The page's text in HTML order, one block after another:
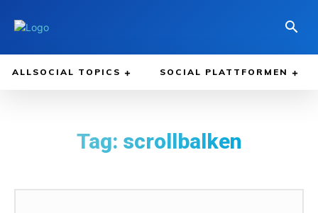
ALLSOCIAL TOPICS SOCIAL PLATTFORMEN
Tag: scrollbalken